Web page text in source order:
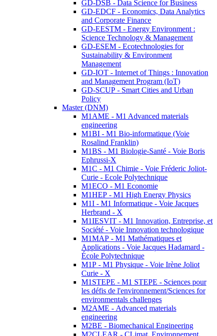
GD-DSB - Data Science for Business
GD-EDCF - Economics, Data Analytics
and Corporate Finance
GD-EESTM - Energy Environment :
Science Technology & Management
GD-ESEM - Ecotechnologies for
Sustainability & Environment
Management
GD-IOT - Internet of Things : Innovation
and Management Program (IoT)
GD-SCUP - Smart Cities and Urban
Policy
Master (DNM)
M1AME - M1 Advanced materials
engineering
M1BI - M1 Bio-informatique (Voie
Rosalind Franklin)
M1BS - M1 Biologie-Santé - Voie Boris
Ephrussi-X
M1C - M1 Chimie - Voie Fréderic Joliot-
Curie - Ecole Polytechnique
M1ECO - M1 Economie
M1HEP - M1 High Energy Physics
M1I - M1 Informatique - Voie Jacques
Herbrand - X
M1IESVIT - M1 Innovation, Entreprise, et
Société - Voie Innovation technologique
M1MAP - M1 Mathématiques et
Applications - Voie Jacques Hadamard -
École Polytechnique
M1P - M1 Physique - Voie Irène Joliot
Curie - X
M1STEPE - M1 STEPE - Sciences pour
les défis de l'environnement/Sciences for
environmentals challenges
M2AME - Advanced materials
engineering
M2BE - Biomechanical Engineering
M2CLEAR - CLimat, Environnement,